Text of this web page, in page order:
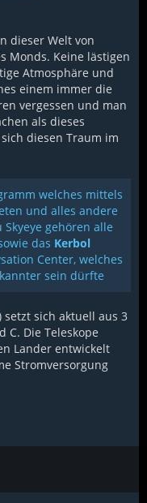
dieser Welt von
Monds. Keine lästigen
Atmosphäre und
einem immer die
vergessen und man
als dieses
diesen Traum im
welches mittels
und alles andere
gehören alle
das Kerbol
Center, welches
sein dürfte
setzt sich aktuell aus 3
C. Die Teleskope
Lander entwickelt
Stromversorgung